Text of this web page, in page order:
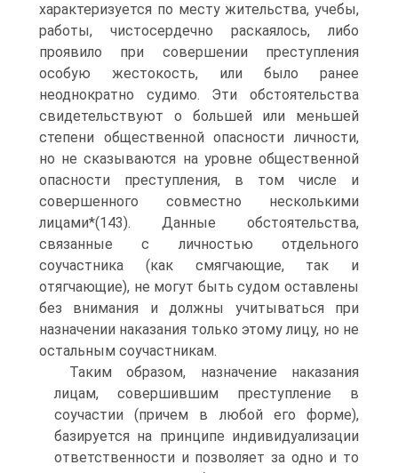
характеризуется по месту жительства, учебы,
работы, чистосердечно раскаялось, либо
проявило при совершении преступления
особую жестокость, или было ранее
неоднократно судимо. Эти обстоятельства
свидетельствуют о большей или меньшей
степени общественной опасности личности,
но не сказываются на уровне общественной
опасности преступления, в том числе и
совершенного совместно несколькими
лицами*(143). Данные обстоятельства,
связанные с личностью отдельного
соучастника (как смягчающие, так и
отягчающие), не могут быть судом оставлены
без внимания и должны учитываться при
назначении наказания только этому лицу, но не
остальным соучастникам.
Таким образом, назначение наказания
лицам, совершившим преступление в
соучастии (причем в любой его форме),
базируется на принципе индивидуализации
ответственности и позволяет за одно и то